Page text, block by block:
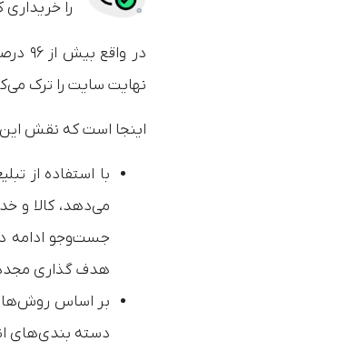
را
در
نهایت سایت را ترک
اینجا است که نقش
با استفاده از
می‌دهد، کالا و
جست‌وجو ادامه
هدف گذاری مجدد
بر اساس روش‌های
دسته بندی‌های